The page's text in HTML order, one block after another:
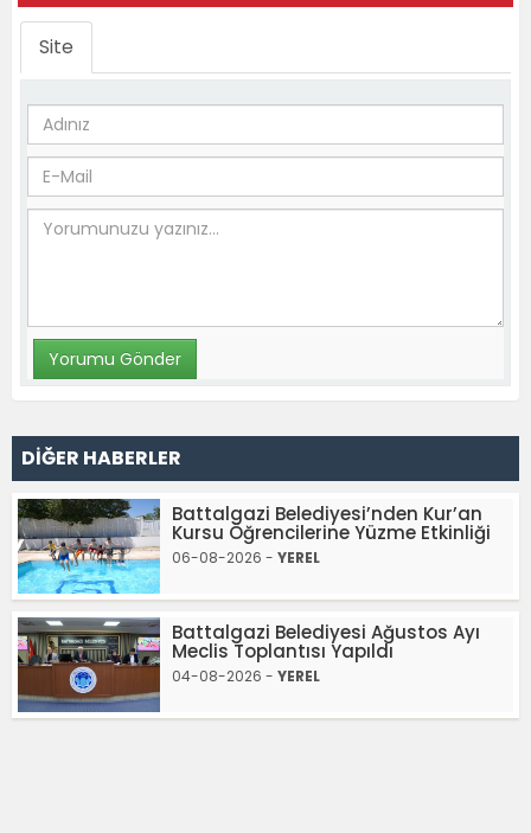
Site
DİĞER HABERLER
Battalgazi Belediyesi’nden Kur’an
Kursu Öğrencilerine Yüzme Etkinliği
06-08-2026 - YEREL
Battalgazi Belediyesi Ağustos Ayı
Meclis Toplantısı Yapıldı
04-08-2026 - YEREL